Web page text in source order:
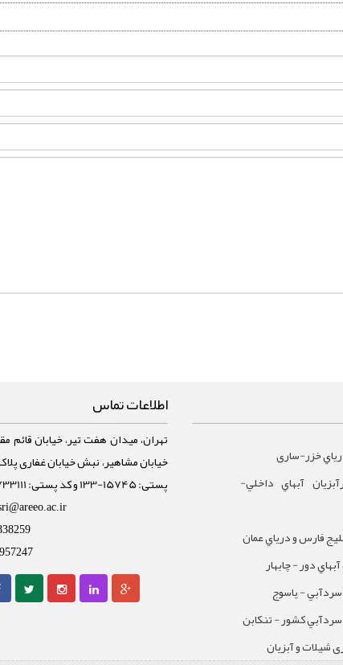
خزر-ساری
آبهاي داخلي-
فارس و درياي عمان
دور - چابهار
- ياسوج
کشور - تنکابن
شیلات و آبزیان
اطلاعات تماس
تهران، میدان هفت تیر، خیابان قائم
پستی: 15745-133 و کد پستی: 1588733111